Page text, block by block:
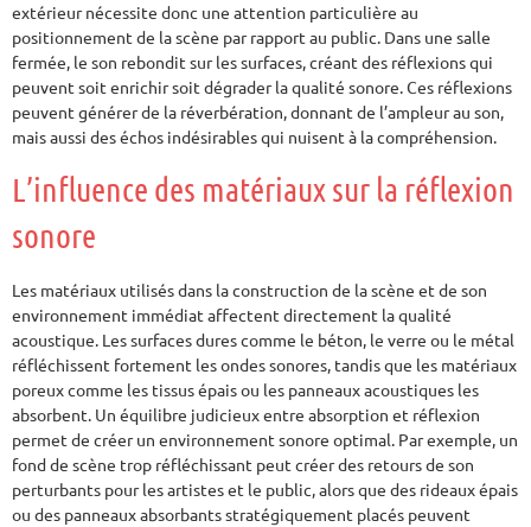
extérieur nécessite donc une attention particulière au
positionnement de la scène par rapport au public. Dans une salle
fermée, le son rebondit sur les surfaces, créant des réflexions qui
peuvent soit enrichir soit dégrader la qualité sonore. Ces réflexions
peuvent générer de la réverbération, donnant de l’ampleur au son,
mais aussi des échos indésirables qui nuisent à la compréhension.
L’influence des matériaux sur la réflexion
sonore
Les matériaux utilisés dans la construction de la scène et de son
environnement immédiat affectent directement la qualité
acoustique. Les surfaces dures comme le béton, le verre ou le métal
réfléchissent fortement les ondes sonores, tandis que les matériaux
poreux comme les tissus épais ou les panneaux acoustiques les
absorbent. Un équilibre judicieux entre absorption et réflexion
permet de créer un environnement sonore optimal. Par exemple, un
fond de scène trop réfléchissant peut créer des retours de son
perturbants pour les artistes et le public, alors que des rideaux épais
ou des panneaux absorbants stratégiquement placés peuvent